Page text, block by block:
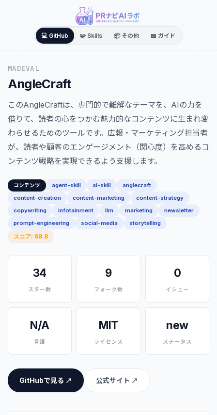
💻 GitHub 🧩 Skills 📦 その他 📖 ガイド
MADEVAL
AngleCraft
このAngleCraftは、専門的で難解なテーマを、AIの力を
借りて、読者の心をつかむ魅力的なコンテンツに生まれ変
わらせるためのツールです。広報・マーケティング担当者
が、読者や顧客のエンゲージメント（関心度）を高めるコ
ンテンツ戦略を実現できるよう支援します。
コンテンツ agent-skill ai-skill
anglecraft
content-creation
content-marketing
content-strategy
copywriting
infotainment llm marketing
newsletter
prompt-engineering
social-media storytelling
スコア: 69.8
34
スター数
9
フォーク数
0
イシュー
N/A
言語
MIT
ライセンス
new
ステータス
GitHubで見る ↗ 公式サイト ↗